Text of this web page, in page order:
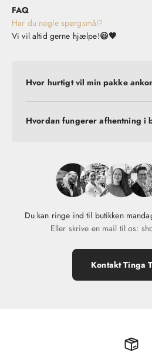
FAQ
Har du nogle spørgsmål?
Vi vil altid gerne hjælpe!😃🤎
Hvor hurtigt vil min pakke
Hvordan fungerer afhentning i
Du kan ringe ind til butikken
Eller skrive en mail til os:
Kontakt Tinga